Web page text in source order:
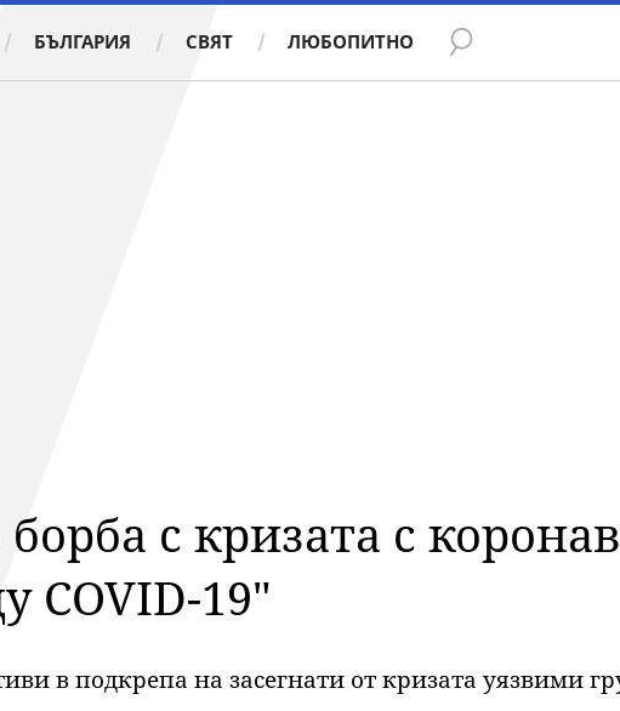
БЪЛГАРИЯ СВЯТ ЛЮБОПИТНО
с кризата с
COVID-19"
в подкрепа на засегнати от кризата уязвими